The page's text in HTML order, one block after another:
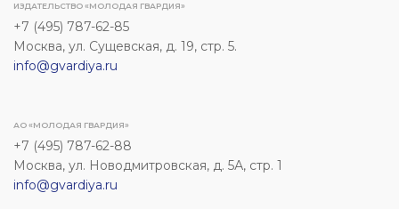
ИЗДАТЕЛЬСТВО «МОЛОДАЯ ГВАРДИЯ»
+7 (495) 787-62-85
Москва, ул. Сущевская, д. 19, стр. 5.
info@gvardiya.ru
АО «МОЛОДАЯ ГВАРДИЯ»
+7 (495) 787-62-88
Москва, ул. Новодмитровская, д. 5А, стр. 1
info@gvardiya.ru